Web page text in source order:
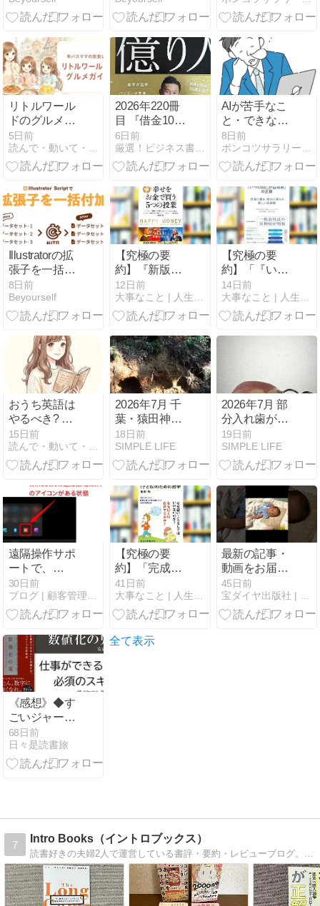
料スクリプト
スクリプト
ツール3選と
解説
リトルワール
ドのグルメガ
イド｜本命は
季節イベン
ト！子ども向
5日前
2026年220冊
目 『借金1000
万円から億リ
人』
6日前
厳選！ビジネス書 今年の200冊
AIが苦手なこ
と・できない
こと3選！人
間にしかでき
ない役割と共
底解説
8日前
Illustratorの拡
張子を一括追
加・変更｜変
数機能の書き
出し対策
8日前
Beyourself
【究極の要
約】『新版
「幸せをお金
で買う」5つ
の授業』から
事なこと
12日前
【究極の要
約】「『いつ
の間にか富裕
層』の正体」
から分かる一
14日前
おうち英語は
やるべき? 迷
った私は“投資
の考え方”で決
めました
15日前
2026年7月 千
葉・猿田神社
と犬若食堂
18日前
SIMPLE LIFE
2026年7月 部
分入れ歯が挿
入できなくな
り歯科医に
19日前
SIMPLE LIFE
遠隔操作サポ
ートで、
AnyDeskの利
用を取りやめ
ます
30日前
【究極の要
約】「完成版
〈子ども〉の
ための哲学」
から分かる一
41日前
最新の記事・
動画をお届
け！ ** 子育て
に役立つ情報
や動画ぜひプ
45日前
《感想》◆す
ごいジャーナ
リング◆【完
全解決】何を
書くの？がす
68日前
日々是読書旅
全て表示
7
Intro Books（イントロブックス）